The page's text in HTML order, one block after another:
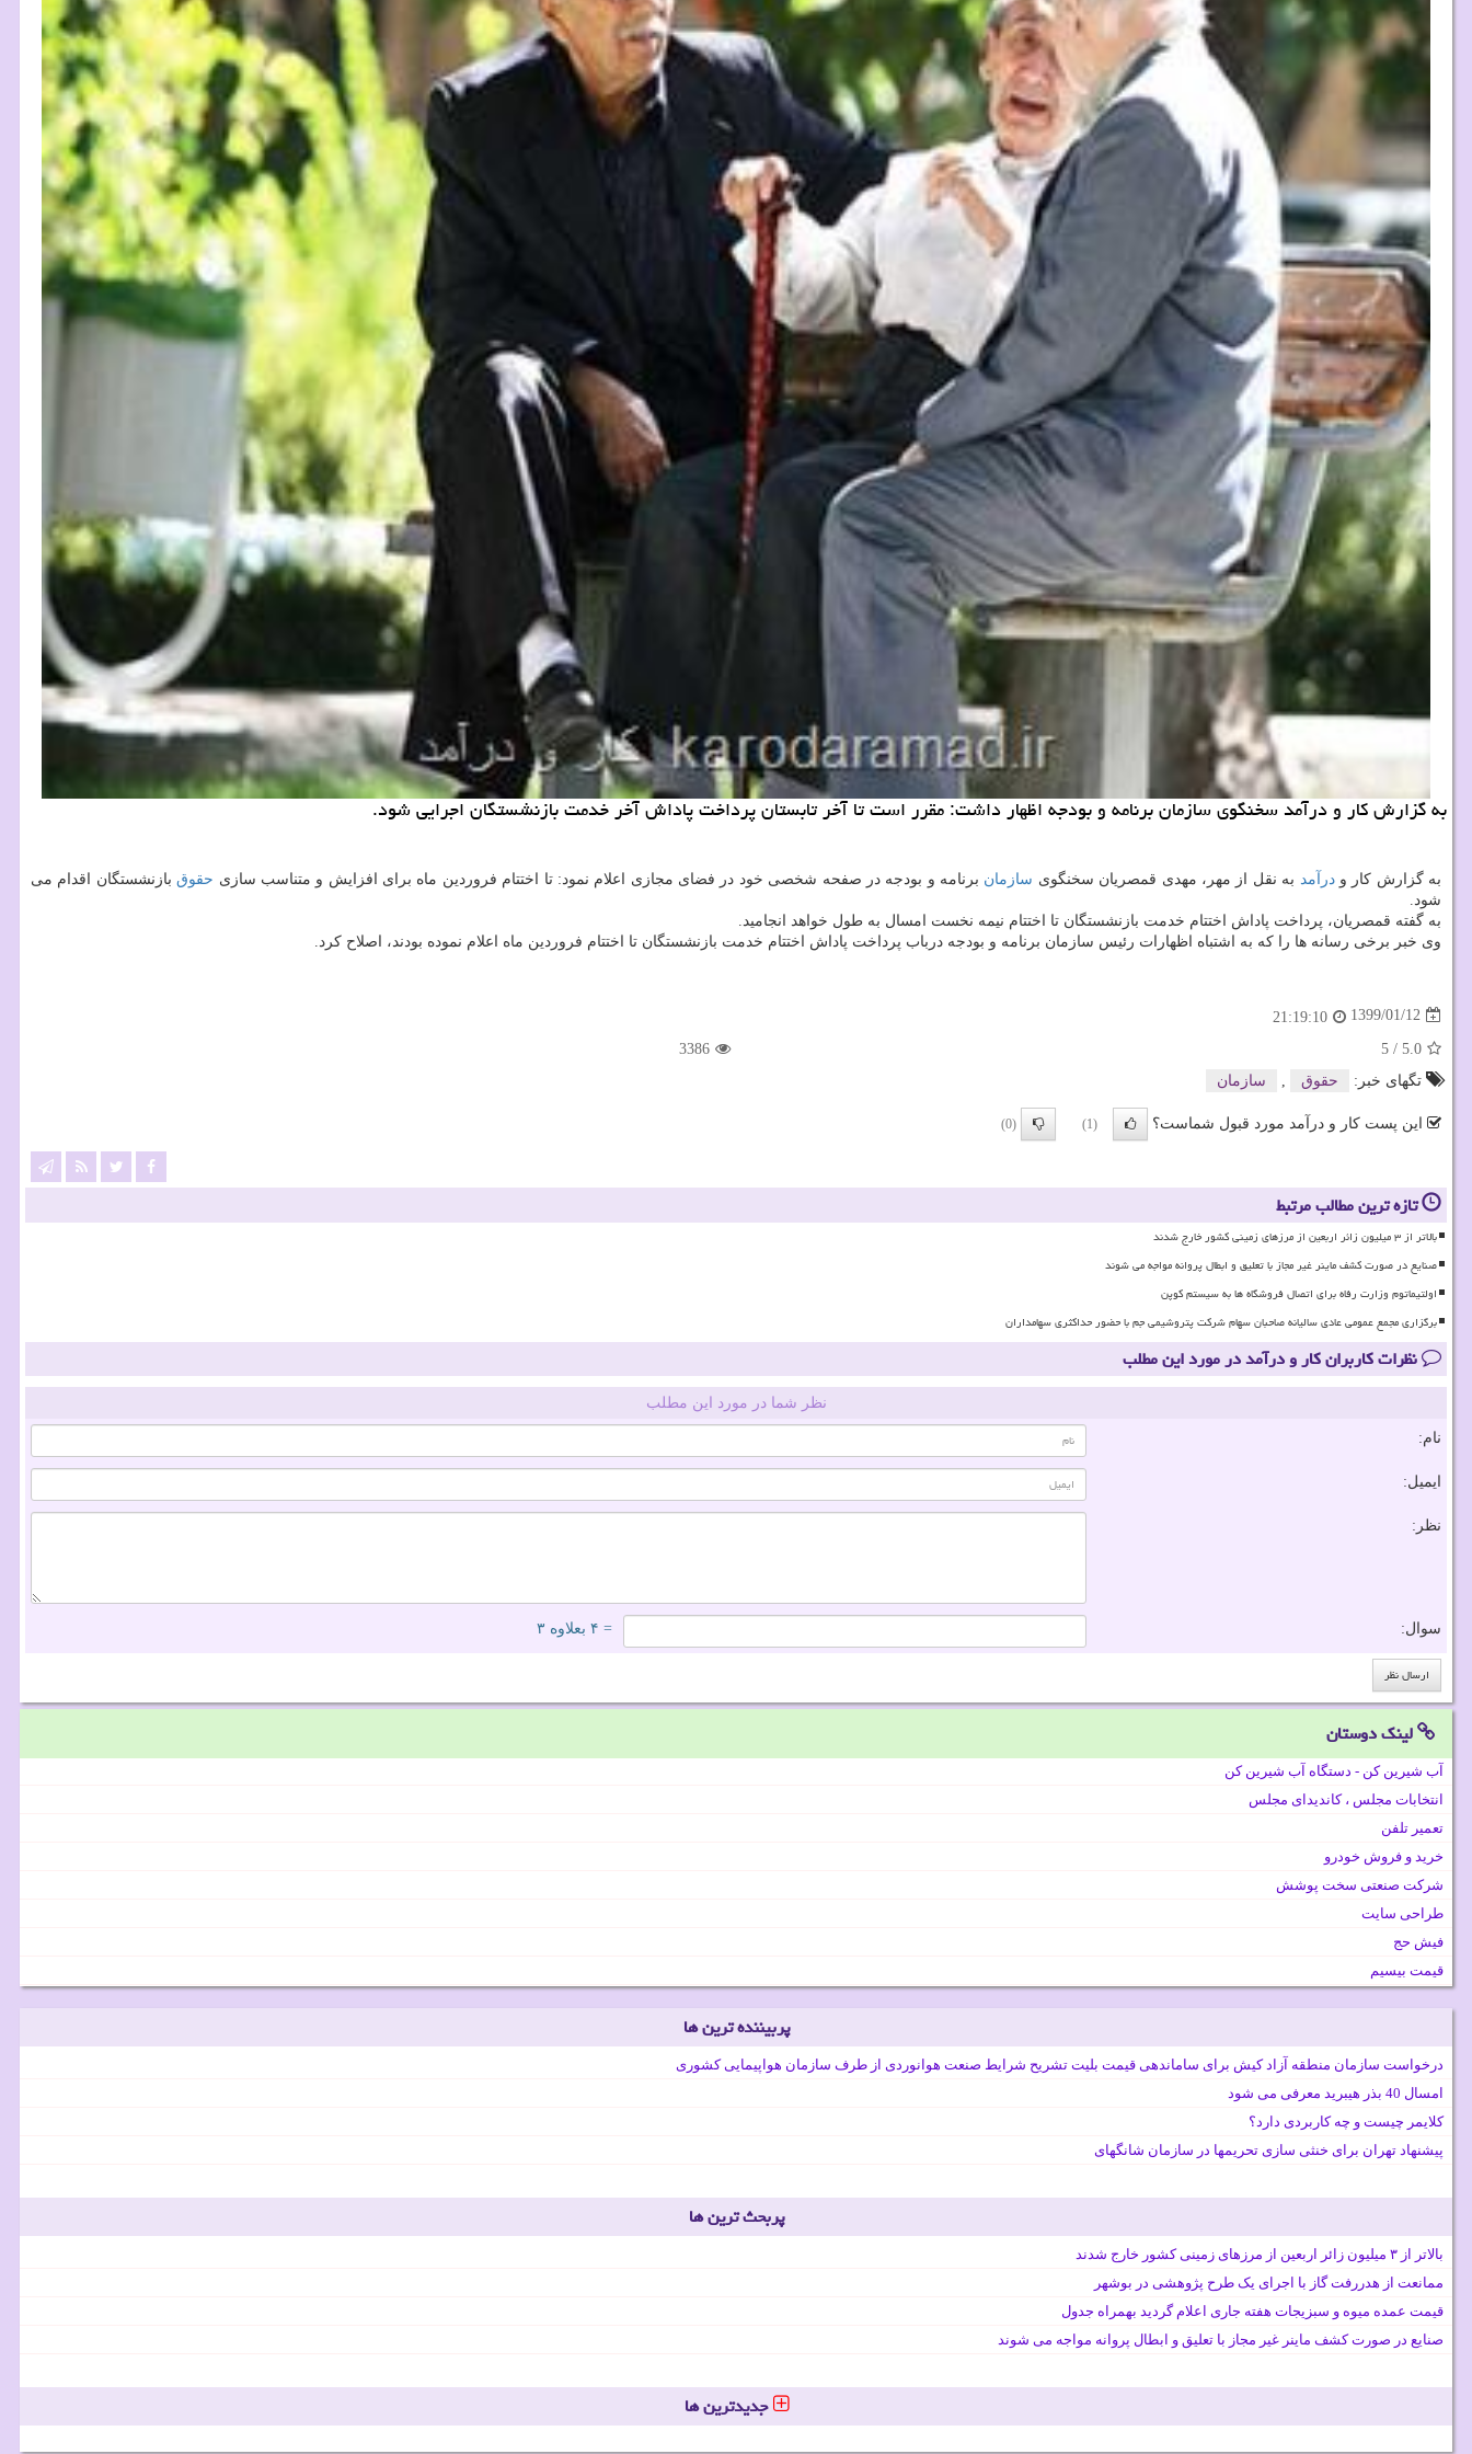
به گزارش كار و درآمد سخنگوی سازمان برنامه و بودجه اظهار داشت: مقرر است تا آخر تابستان پرداخت پاداش آخر خدمت بازنشستگان اجرایی شود.
به گزارش كار ودرآمد به نقل از مهر، مهدی قمصریان سخنگوی سازمان برنامه و بودجه در صفحه شخصی خود در فضای مجازی اعلام نمود: تا اختتام فروردین ماه برای افزایش و متناسب سازی حقوقبازنشستگان اقدام می
شود.
به گفته قمصریان، پرداخت پاداش اختتام خدمت بازنشستگان تا اختتام نیمه نخست امسال به طول خواهد انجامید.
وی خبر برخی رسانه ها را كه به اشتباه اظهارات رئیس سازمان برنامه و بودجه درباب پرداخت پاداش اختتام خدمت بازنشستگان تا اختتام فروردین ماه اعلام نموده بودند، اصلاح كرد.
1399/01/12
21:19:10
5.0
/
5
3386
تگهای خبر:
حقوق سازمان
این پست کار و درآمد مورد قبول شماست؟ (1)
(0)
تازه ترین مطالب مرتبط
بالاتر از ۳ میلیون زائر اربعین از مرزهای زمینی کشور خارج شدند
صنایع در صورت کشف ماینر غیر مجاز با تعلیق و ابطال پروانه مواجه می شوند
اولتیماتوم وزارت رفاه برای اتصال فروشگاه ها به سیستم کوپن
برگزاری مجمع عمومی عادی سالیانه صاحبان سهام شرکت پتروشیمی جم با حضور حداکثری سهامداران
نظرات کاربران کار و درآمد در مورد این مطلب
نظر شما در مورد این مطلب
نام:
ایمیل:
نظر:
سوال: = ۴ بعلاوه ۳
لینک دوستان
آب شیرین کن - دستگاه آب شیرین کن
انتخابات مجلس ، کاندیدای مجلس
تعمیر تلفن
خرید و فروش خودرو
شرکت صنعتی سخت پوشش
طراحی سایت
فیش حج
قیمت بیسیم
پربیننده ترین ها
درخواست سازمان منطقه آزاد کیش برای ساماندهی قیمت بلیت تشریح شرایط صنعت هوانوردی از طرف سازمان هواپیمایی کشوری
امسال 40 بذر هیبرید معرفی می شود
کلایمر چیست و چه کاربردی دارد؟
پیشنهاد تهران برای خنثی سازی تحریمها در سازمان شانگهای
پربحث ترین ها
بالاتر از ۳ میلیون زائر اربعین از مرزهای زمینی کشور خارج شدند
ممانعت از هدررفت گاز با اجرای یک طرح پژوهشی در بوشهر
قیمت عمده میوه و سبزیجات هفته جاری اعلام گردید بهمراه جدول
صنایع در صورت کشف ماینر غیر مجاز با تعلیق و ابطال پروانه مواجه می شوند
جدیدترین ها